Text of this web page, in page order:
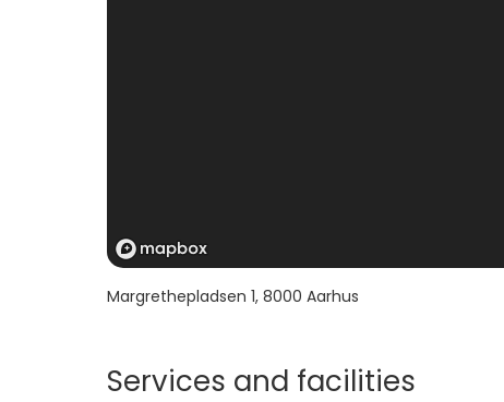
Margrethepladsen 1, 8000 Aarhus
Services and facilities